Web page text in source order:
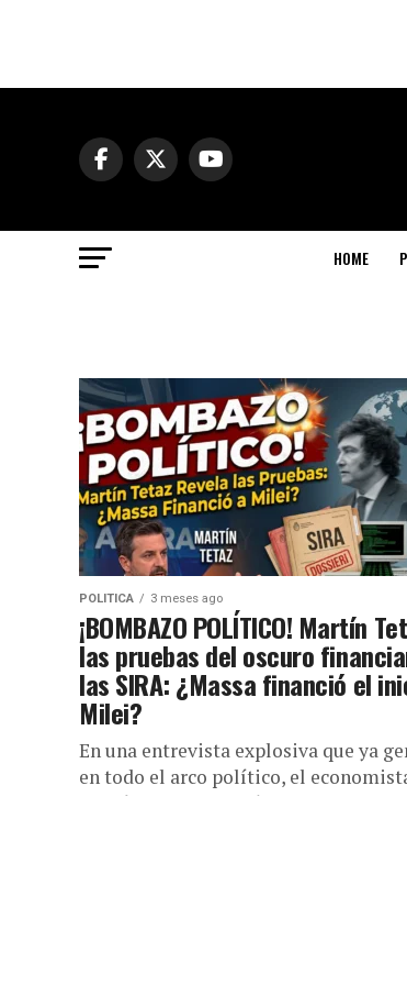
HOME
POLITICA 3 meses ago
​¡BOMBAZO POLÍTICO! Martín
las pruebas del oscuro
las SIRA: ¿Massa financió el
Milei?
En una entrevista explosiva que ya
en todo el arco político, el
Martín Tetaz rompió el silencio sobre